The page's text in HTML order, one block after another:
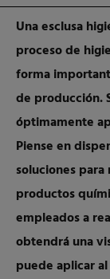
Una esclusa
proceso de
forma
de producción.
óptimamente
Piense en
soluciones
productos
empleados a
obtendrá una
puede aplicar